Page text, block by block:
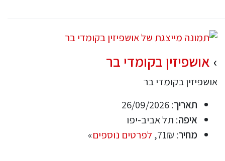
אושפיזין בקומדי בר
אושפיזין בקומדי בר
תאריך: 26/09/2026
איפה: תל אביב-יפו
מחיר: 71₪, לפרטים נוספים»